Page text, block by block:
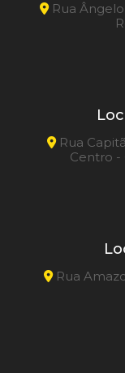
Rua Ângelo
Rua
Centro -
Rua